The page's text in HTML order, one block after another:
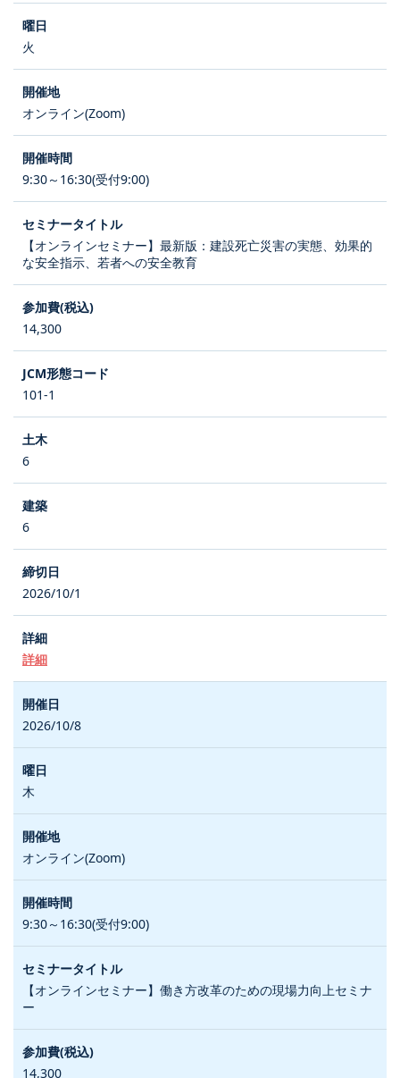
火
オンライン(Zoom)
9:30～16:30(受付9:00)
【オンラインセミナー】最新版：建設死亡災害の実態、効果的
な安全指示、若者への安全教育
14,300
101-1
6
6
2026/10/1
詳細
2026/10/8
木
オンライン(Zoom)
9:30～16:30(受付9:00)
【オンラインセミナー】働き方改革のための現場力向上セミナ
ー
14,300